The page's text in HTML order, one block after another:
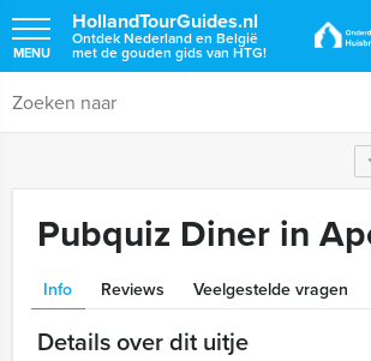
HollandTourGuides.nl
Ontdek Nederland en België
met de gouden gids van HTG!
MENU
Pubquiz Diner in
Info Reviews Veelgestelde vragen
Details over dit uitje